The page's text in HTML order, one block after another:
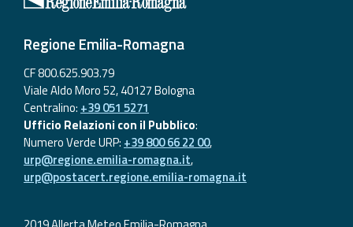
Regione Emilia-Romagna
CF 800.625.903.79
Viale Aldo Moro 52, 40127 Bologna
Centralino: +39 051 5271
Ufficio Relazioni con il Pubblico:
Numero Verde URP: +39 800 66 22 00,
urp@regione.emilia-romagna.it,
urp@postacert.regione.emilia-romagna.it